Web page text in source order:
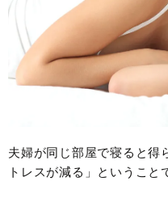
夫婦が同じ部屋で寝ると得
トレスが減る」ということ